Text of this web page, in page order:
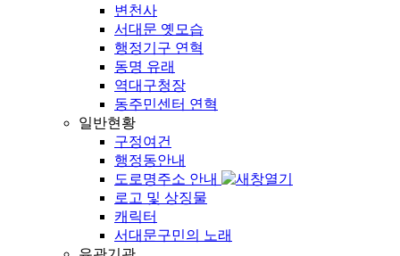
변천사
서대문 옛모습
행정기구 연혁
동명 유래
역대구청장
동주민센터 연혁
일반현황
구정여건
행정동안내
도로명주소 안내
로고 및 상징물
캐릭터
서대문구민의 노래